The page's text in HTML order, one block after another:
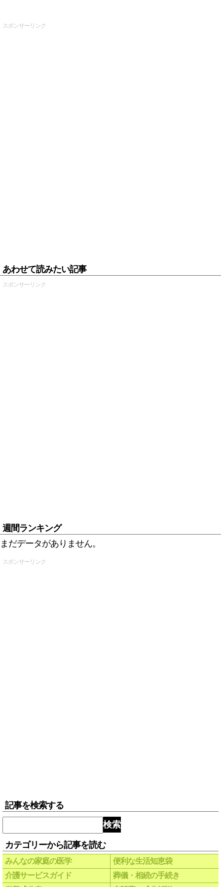
スポンサーリンク
あわせて読みたい記事
スポンサーリンク
週間ランキング
まだデータがありません。
スポンサーリンク
記事を検索する
検索
カテゴリーから記事を読む
みんなの家庭の医学
便利な生活知恵袋
介護サービスガイド
葬儀・相続の手続き